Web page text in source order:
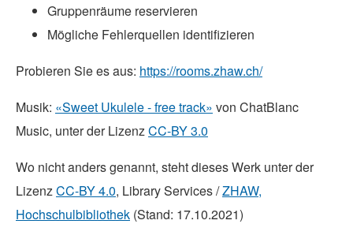
Gruppenräume reservieren
Mögliche Fehlerquellen identifizieren
Probieren Sie es aus: https://rooms.zhaw.ch/
Musik: «Sweet Ukulele - free track» von ChatBlanc
Music, unter der LizenzCC-BY 3.0
Wo nicht anders genannt, steht dieses Werk unter der
LizenzCC-BY 4.0, Library Services /ZHAW,
Hochschulbibliothek (Stand: 17.10.2021)